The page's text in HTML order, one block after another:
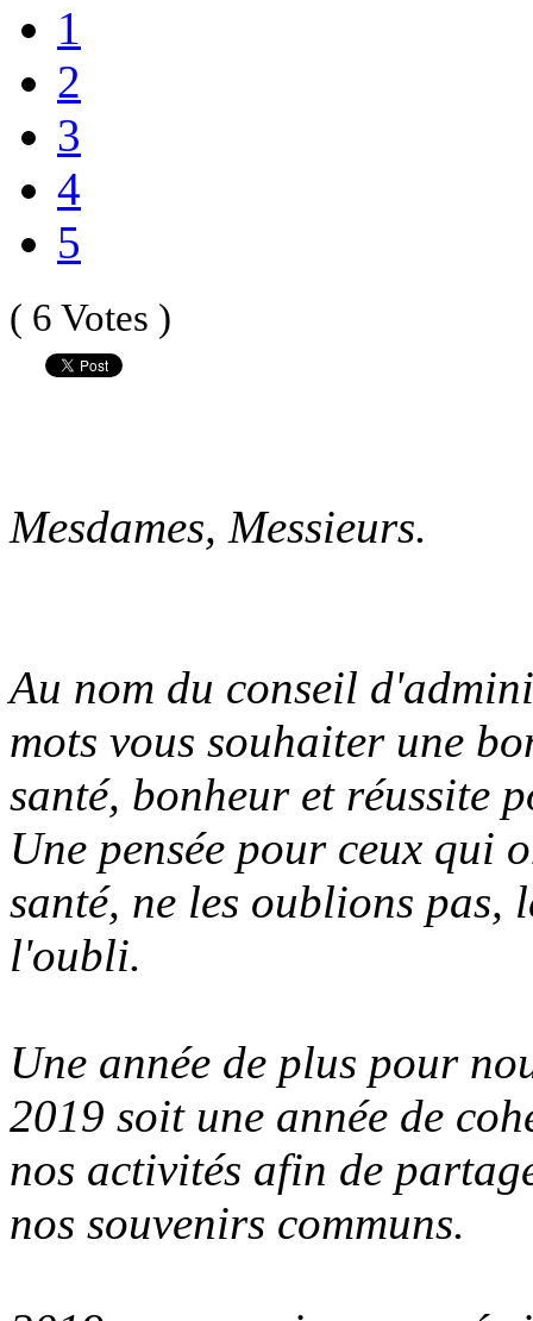
1
2
3
4
5
( 6 Votes )
Mesdames, Messieurs.
Au nom du conseil
mots vous souhaiter une
santé, bonheur et réussite
Une pensée pour ceux qui
santé, ne les oublions pas,
l'oubli.
Une année de plus pour
2019 soit une année de
nos activités afin de
nos souvenirs communs.